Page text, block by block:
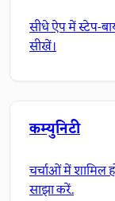
सीधे ऐप में स्टेप-
सीखें।
कम्युनिटी
चर्चाओं में शामिल
साझा करें.